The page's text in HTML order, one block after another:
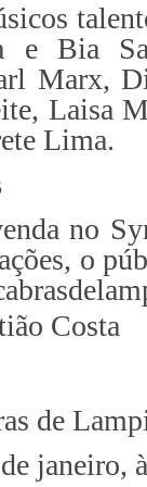
e Bia
Marx,
Laisa
Lima.
no
o
Costa
de
janeiro,